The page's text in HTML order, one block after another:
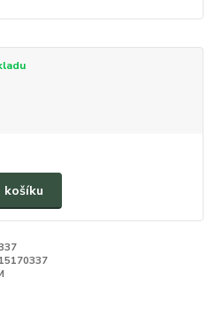
košíku